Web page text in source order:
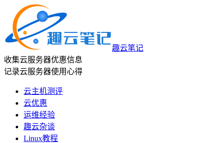
趣云笔记
收集云服务器优惠信息
记录云服务器使用心得
云主机测评
云优惠
运维经验
趣云杂谈
Linux教程